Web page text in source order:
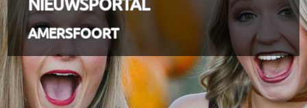
AMERSFOORT